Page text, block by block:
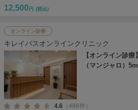
12,500 円 (税込)
オンライン診療
キレイパスオンラインクリニック
【オンライン診
（マンジャロ）
4.6 （486件）